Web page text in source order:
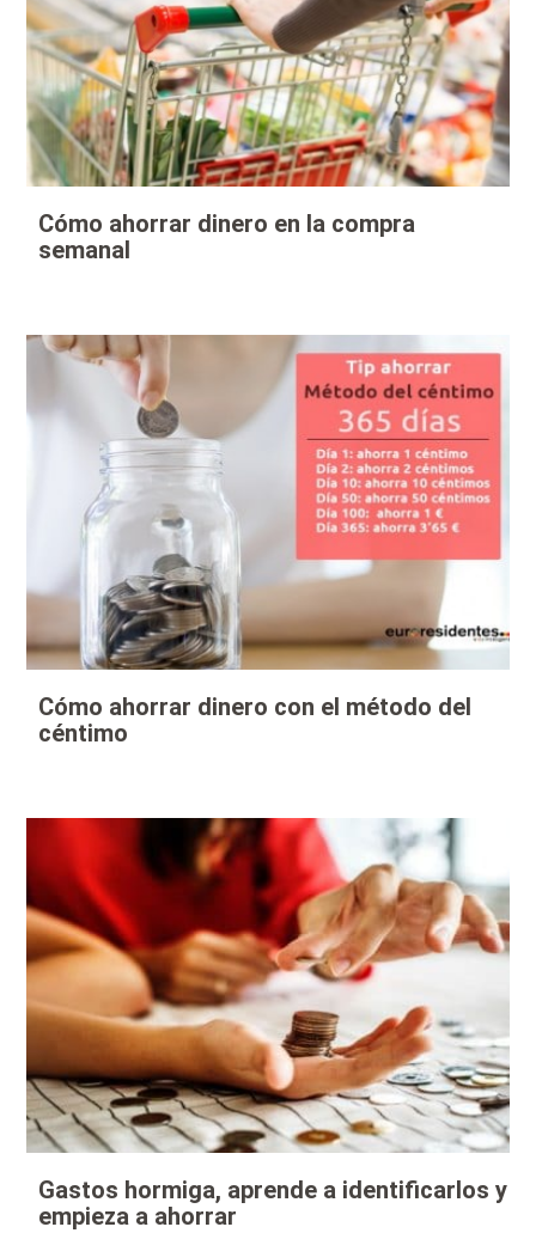
Cómo ahorrar dinero en la compra
semanal
Cómo ahorrar dinero con el método del
céntimo
Gastos hormiga, aprende a identificarlos y
empieza a ahorrar